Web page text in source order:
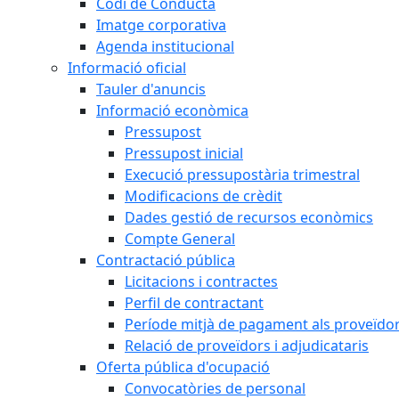
Imatge corporativa
Agenda institucional
Informació oficial
Tauler d'anuncis
Informació econòmica
Pressupost
Pressupost inicial
Execució pressupostària trimestral
Modificacions de crèdit
Dades gestió de recursos econòmics
Compte General
Contractació pública
Licitacions i contractes
Perfil de contractant
Període mitjà de pagament als
Relació de proveïdors i adjudicataris
Oferta pública d'ocupació
Convocatòries de personal